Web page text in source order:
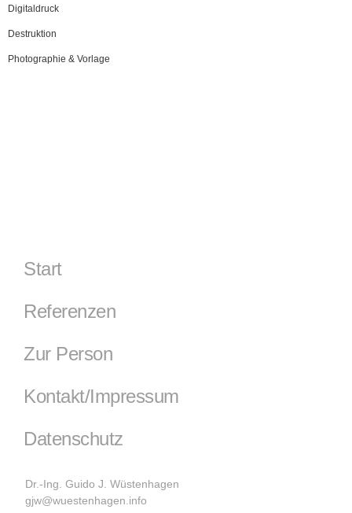
Digitaldruck
Destruktion
Photographie & Vorlage
Start
Referenzen
Zur Person
Kontakt/Impressum
Datenschutz
Dr.-Ing. Guido J. Wüstenhagen
gjw@wuestenhagen.info